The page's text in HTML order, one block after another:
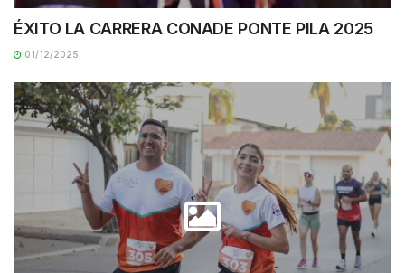
ÉXITO LA CARRERA CONADE PONTE PILA 2025
01/12/2025